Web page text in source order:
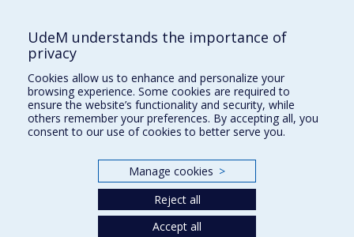
Faculté des sciences infirmières
Pavillon Marguerite-d'Youville
2375, chemin de la Côte-Sainte-Catherine
Montréal (Québec) H3T 1A8
UdeM understands the importance of
privacy
Cookies allow us to enhance and personalize your
browsing experience. Some cookies are required to
ensure the website’s functionality and security, while
others remember your preferences. By accepting all, you
consent to our use of cookies to better serve you.
Manage cookies >
Reject all
Accept all